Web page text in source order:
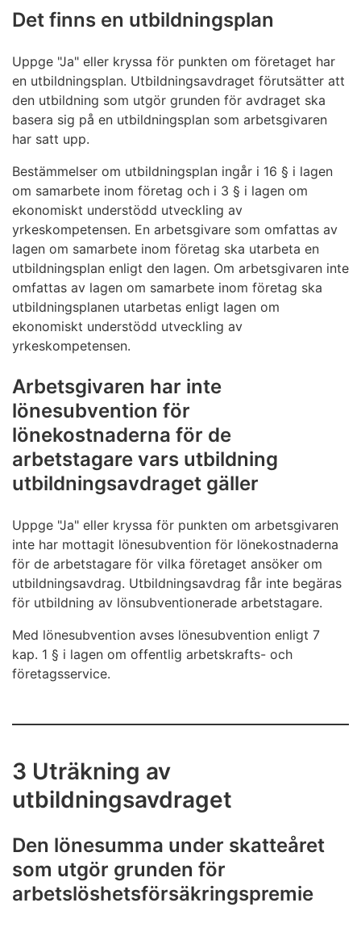
Det finns en utbildningsplan
Uppge "Ja" eller kryssa för punkten om företaget har
en utbildningsplan. Utbildningsavdraget förutsätter att
den utbildning som utgör grunden för avdraget ska
basera sig på en utbildningsplan som arbetsgivaren
har satt upp.
Bestämmelser om utbildningsplan ingår i 16 § i lagen
om samarbete inom företag och i 3 § i lagen om
ekonomiskt understödd utveckling av
yrkeskompetensen. En arbetsgivare som omfattas av
lagen om samarbete inom företag ska utarbeta en
utbildningsplan enligt den lagen. Om arbetsgivaren inte
omfattas av lagen om samarbete inom företag ska
utbildningsplanen utarbetas enligt lagen om
ekonomiskt understödd utveckling av
yrkeskompetensen.
Arbetsgivaren har inte
lönesubvention för
lönekostnaderna för de
arbetstagare vars utbildning
utbildningsavdraget gäller
Uppge "Ja" eller kryssa för punkten om arbetsgivaren
inte har mottagit lönesubvention för lönekostnaderna
för de arbetstagare för vilka företaget ansöker om
utbildningsavdrag. Utbildningsavdrag får inte begäras
för utbildning av lönsubventionerade arbetstagare.
Med lönesubvention avses lönesubvention enligt 7
kap. 1 § i lagen om offentlig arbetskrafts- och
företagsservice.
3 Uträkning av
utbildningsavdraget
Den lönesumma under skatteåret
som utgör grunden för
arbetslöshetsförsäkringspremie